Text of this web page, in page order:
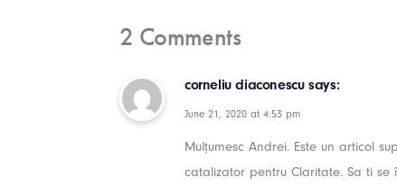
2 Comments
corneliu diaconescu says:
June 21, 2020 at 4:53 pm
Mulțumesc Andrei. Este un articol
catalizator pentru Claritate. Sa ti se